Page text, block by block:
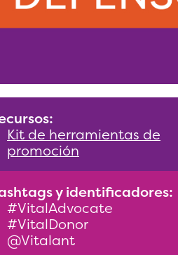
Kit de herramientas de
promoción
y identificadores:
#VitalAdvocate
#VitalDonor
@Vitalant